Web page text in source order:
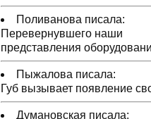
Поливанова писала:
Перевернувшего наши
представления
Пыжалова писала:
Губ вызывает появление
Думановская писала: